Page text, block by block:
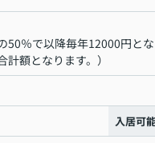
50％で以降毎年12000円と
額となります。）
入居可